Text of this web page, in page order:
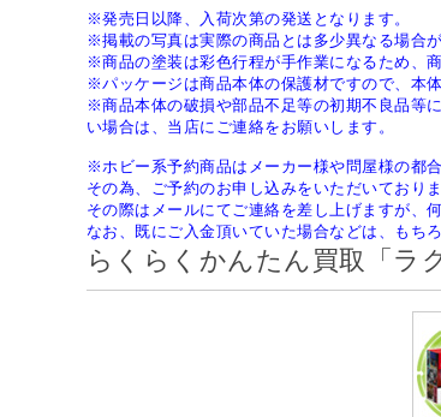
※発売日以降、入荷次第の発送となります。
※掲載の写真は実際の商品とは多少異なる場合が
※商品の塗装は彩色行程が手作業になるため、
※パッケージは商品本体の保護材ですので、本
※商品本体の破損や部品不足等の初期不良品等
い場合は、当店にご連絡をお願いします。
※ホビー系予約商品はメーカー様や問屋様の都
その為、ご予約のお申し込みをいただいており
その際はメールにてご連絡を差し上げますが、
なお、既にご入金頂いていた場合などは、もち
らくらくかんたん買取「ラ